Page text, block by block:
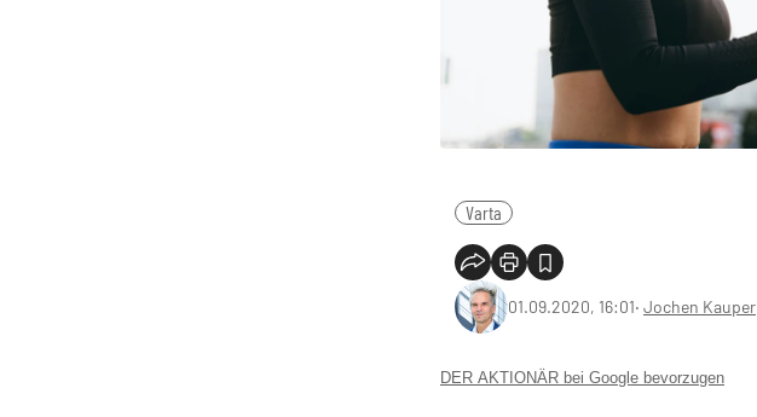
Varta
01.09.2020, 16:01‧ Jochen Kauper
DER AKTIONÄR bei Google bevorzugen